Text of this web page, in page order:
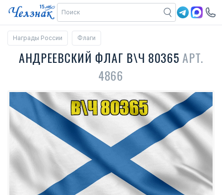
Награды России Флаги
АНДРЕЕВСКИЙ ФЛАГ В\Ч 80365АРТ.
4866